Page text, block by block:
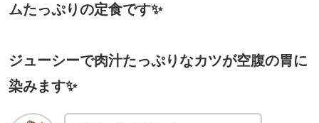
ムたっぷりの定食です✨
ジューシーで肉汁たっぷりなカツが空腹の胃に
染みます✨